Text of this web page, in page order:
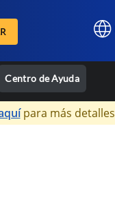
Centro de Ayuda
para más detalles